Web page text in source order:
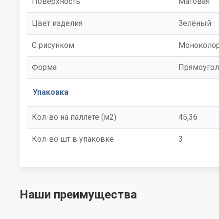
Цвет изделия Зелёный
С рисунком
Форма
Упаковка
Кол-во на паллете (м2) 45,36
Кол-во шт в упаковке 3
Наши преимущества